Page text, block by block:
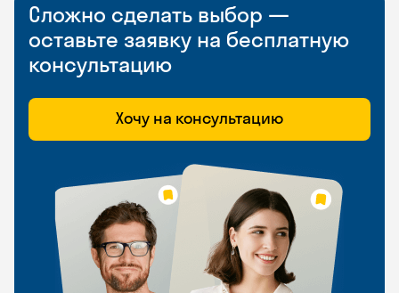
Сложно сделать выбор —
оставьте заявку на бесплатную
консультацию
Хочу на консультацию